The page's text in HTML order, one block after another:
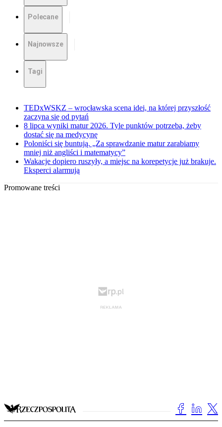
Polecane
Najnowsze
Tagi
TEDxWSKZ – wrocławska scena idei, na której przyszłość
zaczyna się od pytań
8 lipca wyniki matur 2026. Tyle punktów potrzeba, żeby
dostać się na medycynę
Poloniści się buntują. „Za sprawdzanie matur zarabiamy
mniej niż angliści i matematycy”
Wakacje dopiero ruszyły, a miejsc na korepetycje już brakuje.
Eksperci alarmują
Promowane treści